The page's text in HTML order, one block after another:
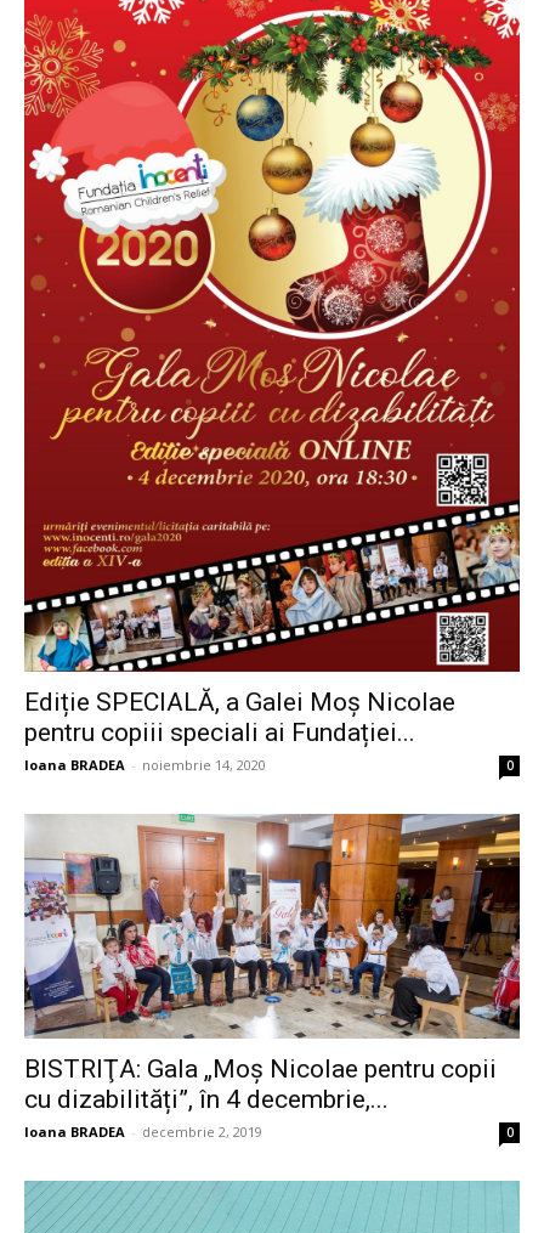
Ediție SPECIALĂ, a Galei Moș Nicolae
pentru copiii speciali ai Fundației...
Ioana BRADEA - noiembrie 14, 2020 0
BISTRIŢA: Gala „Moș Nicolae pentru copii
cu dizabilități”, în 4 decembrie,...
Ioana BRADEA - decembrie 2, 2019 0